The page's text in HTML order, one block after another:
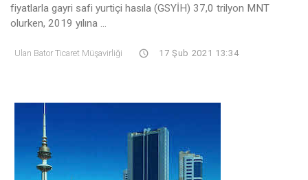
fiyatlarla gayri safi yurtiçi hasıla (GSYİH) 37,0 trilyon MNT
olurken, 2019 yılına ...
Ulan Bator Ticaret Müşavirliği 17 Şub 2021 13:34